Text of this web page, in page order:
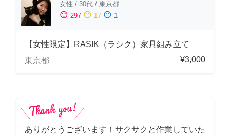
女性 / 30代 / 東京都
sentiment_satisfied 297 sentiment_neutral 17 sentiment_dissatisfied 1
【女性限定】RASIK（ラシク）家具組み立て
東京都
¥3,000
ありがとうございます！サクサクと作業していた